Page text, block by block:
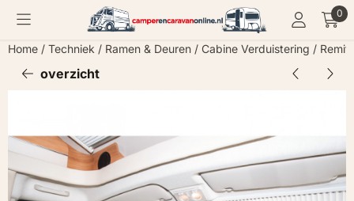
Cookievoorkeuren zijn momenteel gesloten. 0
Home / Techniek / Ramen & Deuren / Cabine Verduistering /
overzicht